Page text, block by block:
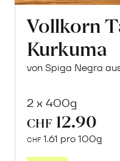
Vollkorn
Kurkuma
von Spiga Negra
2 x 400g
CHF 12.90
CHF 1.61 pro 100g